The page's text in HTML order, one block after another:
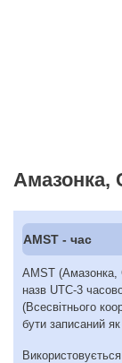
Амазонка,
AMST - час
AMST (Амазонка,
назв UTC-3
(Всесвітнього
бути записаний